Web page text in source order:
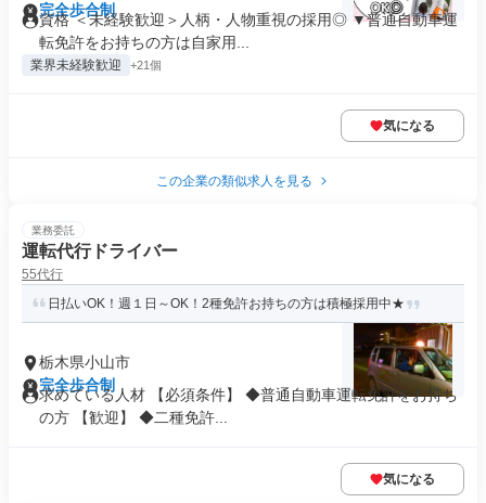
完全歩合制
資格 ＜未経験歓迎＞人柄・人物重視の採用◎ ▼普通自動車運
転免許をお持ちの方は自家用...
業界未経験歓迎 +21個
気になる
この企業の類似求人を見る
業務委託
運転代行ドライバー
55代行
日払いOK！週１日～OK！2種免許お持ちの方は積極採用中★
栃木県小山市
完全歩合制
求めている人材 【必須条件】 ◆普通自動車運転免許をお持ち
の方 【歓迎】 ◆二種免許...
気になる